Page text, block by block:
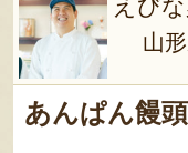
えび
山
あんぱん饅頭